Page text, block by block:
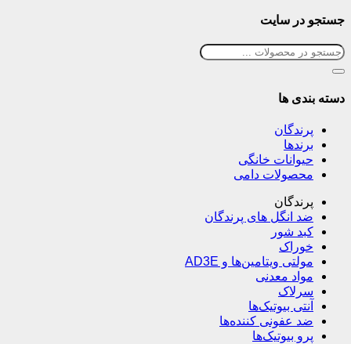
جستجو در سایت
دسته بندی ها
پرندگان
برندها
حیوانات خانگی
محصولات دامی
پرندگان
ضد انگل های پرندگان
کبد شور
خوراک
مولتی ویتامین‌ها و AD3E
مواد معدنی
سرلاک
آنتی بیوتیک‌ها
ضد عفونی کننده‌ها
پرو بیوتیک‌ها